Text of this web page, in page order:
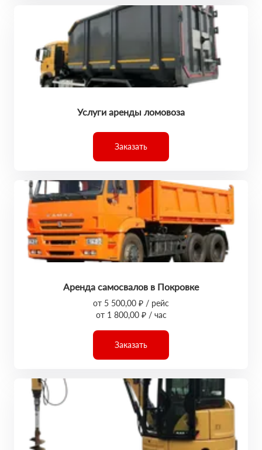
Услуги аренды ломовоза
Заказать
Аренда самосвалов в Покровке
от 5 500,00 ₽ / рейс
от 1 800,00 ₽ / час
Заказать